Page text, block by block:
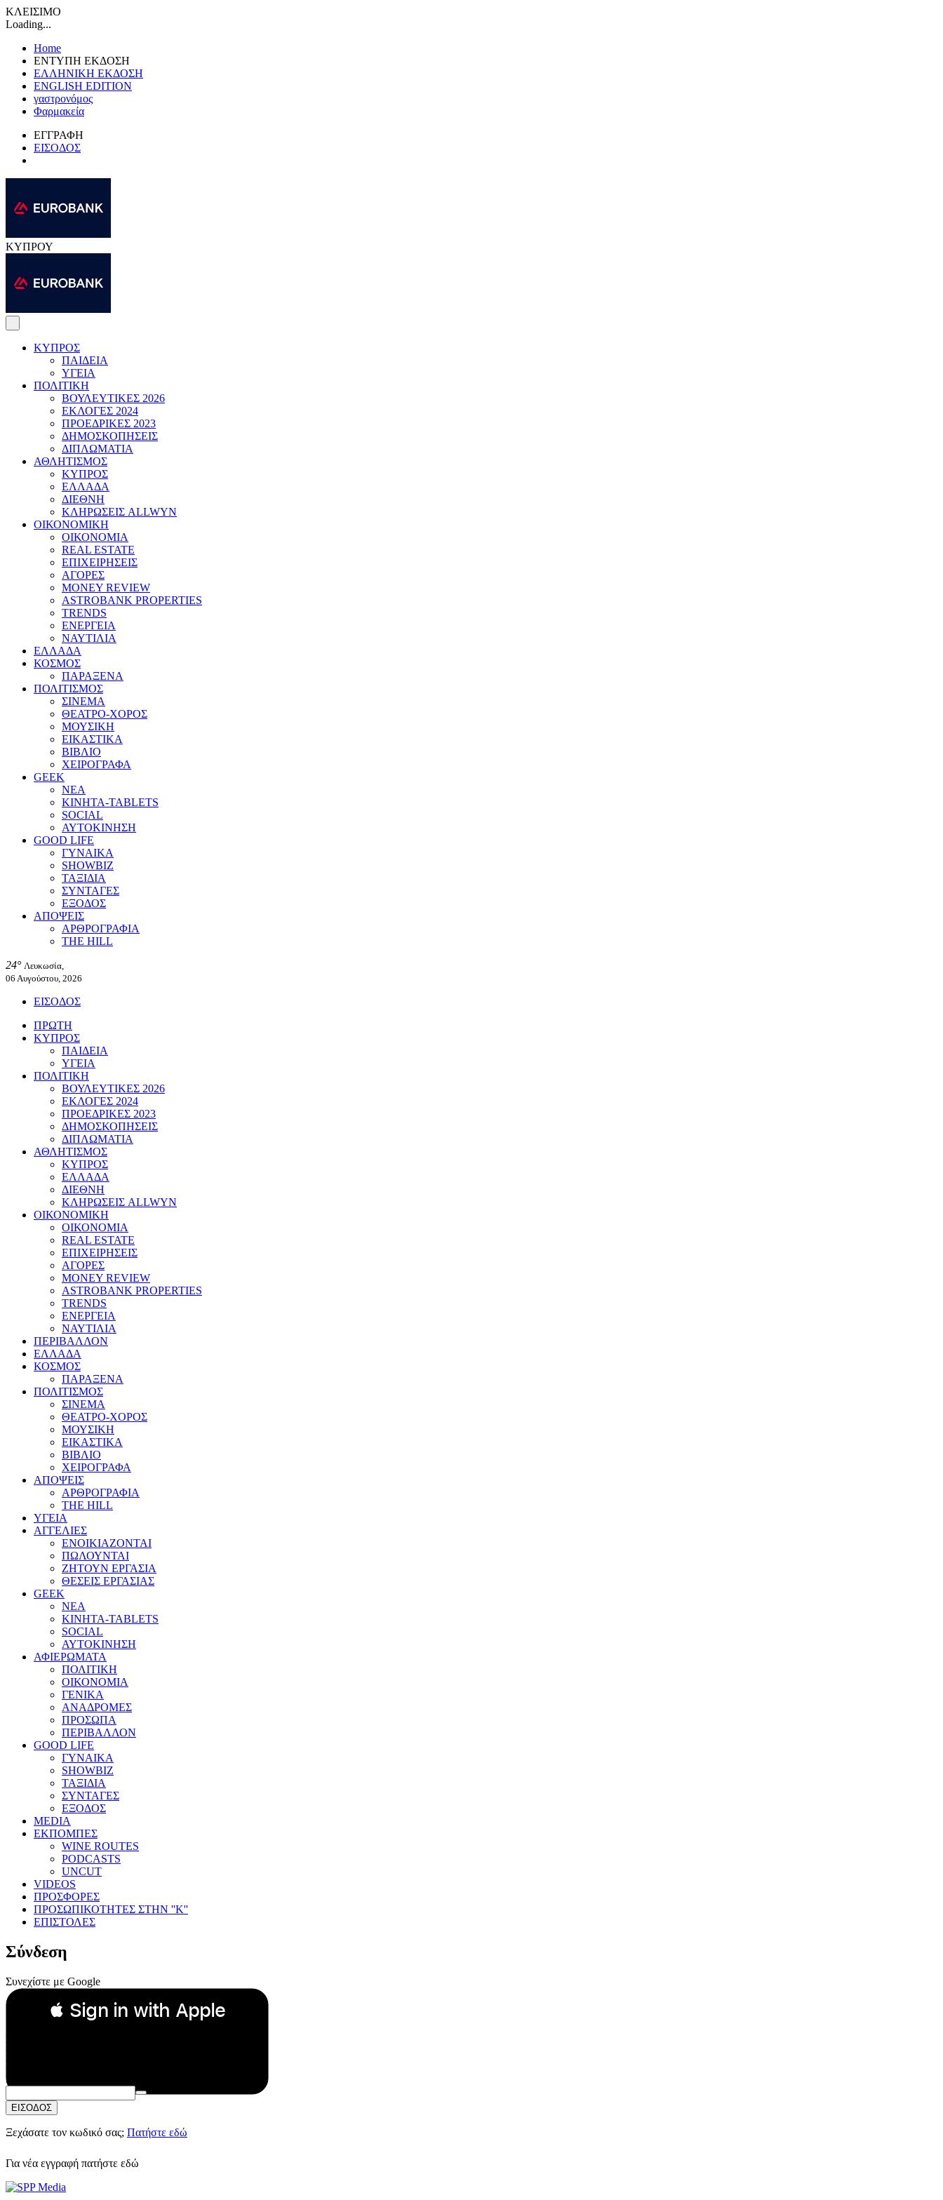
ΚΛΕΙΣΙΜΟ
Loading...
Home
ΕΝΤΥΠΗ ΕΚΔΟΣΗ
ΕΛΛΗΝΙΚΗ ΕΚΔΟΣΗ
ENGLISH EDITION
γαστρονόμος
Φαρμακεία
ΕΓΓΡΑΦΗ
ΕΙΣΟΔΟΣ
ΚΥΠΡΟΥ
ΚΥΠΡΟΣ
ΠΑΙΔΕΙΑ
ΥΓΕΙΑ
ΠΟΛΙΤΙΚΗ
ΒΟΥΛΕΥΤΙΚΕΣ 2026
ΕΚΛΟΓΕΣ 2024
ΠΡΟΕΔΡΙΚΕΣ 2023
ΔΗΜΟΣΚΟΠΗΣΕΙΣ
ΔΙΠΛΩΜΑΤΙΑ
ΑΘΛΗΤΙΣΜΟΣ
ΚΥΠΡΟΣ
ΕΛΛΑΔΑ
ΔΙΕΘΝΗ
ΚΛΗΡΩΣΕΙΣ ALLWYN
ΟΙΚΟΝΟΜΙΚΗ
ΟΙΚΟΝΟΜΙΑ
REAL ESTATE
ΕΠΙΧΕΙΡΗΣΕΙΣ
ΑΓΟΡΕΣ
MONEY REVIEW
ASTROBANK PROPERTIES
TRENDS
ΕΝΕΡΓΕΙΑ
ΝΑΥΤΙΛΙΑ
ΕΛΛΑΔΑ
ΚΟΣΜΟΣ
ΠΑΡΑΞΕΝΑ
ΠΟΛΙΤΙΣΜΟΣ
ΣΙΝΕΜΑ
ΘΕΑΤΡΟ-ΧΟΡΟΣ
ΜΟΥΣΙΚΗ
ΕΙΚΑΣΤΙΚΑ
ΒΙΒΛΙΟ
ΧΕΙΡΟΓΡΑΦΑ
GEEK
ΝΕΑ
ΚΙΝΗΤΑ-TABLETS
SOCIAL
ΑΥΤΟΚΙΝΗΣΗ
GOOD LIFE
ΓΥΝΑΙΚΑ
SHOWBIZ
ΤΑΞΙΔΙΑ
ΣΥΝΤΑΓΕΣ
ΕΞΟΔΟΣ
ΑΠΟΨΕΙΣ
ΑΡΘΡΟΓΡΑΦΙΑ
THE HILL
24° Λευκωσία,
06 Αυγούστου, 2026
ΕΙΣΟΔΟΣ
ΠΡΩΤΗ
ΚΥΠΡΟΣ
ΠΑΙΔΕΙΑ
ΥΓΕΙΑ
ΠΟΛΙΤΙΚΗ
ΒΟΥΛΕΥΤΙΚΕΣ 2026
ΕΚΛΟΓΕΣ 2024
ΠΡΟΕΔΡΙΚΕΣ 2023
ΔΗΜΟΣΚΟΠΗΣΕΙΣ
ΔΙΠΛΩΜΑΤΙΑ
ΑΘΛΗΤΙΣΜΟΣ
ΚΥΠΡΟΣ
ΕΛΛΑΔΑ
ΔΙΕΘΝΗ
ΚΛΗΡΩΣΕΙΣ ALLWYN
ΟΙΚΟΝΟΜΙΚΗ
ΟΙΚΟΝΟΜΙΑ
REAL ESTATE
ΕΠΙΧΕΙΡΗΣΕΙΣ
ΑΓΟΡΕΣ
MONEY REVIEW
ASTROBANK PROPERTIES
TRENDS
ΕΝΕΡΓΕΙΑ
ΝΑΥΤΙΛΙΑ
ΠΕΡΙΒΑΛΛΟΝ
ΕΛΛΑΔΑ
ΚΟΣΜΟΣ
ΠΑΡΑΞΕΝΑ
ΠΟΛΙΤΙΣΜΟΣ
ΣΙΝΕΜΑ
ΘΕΑΤΡΟ-ΧΟΡΟΣ
ΜΟΥΣΙΚΗ
ΕΙΚΑΣΤΙΚΑ
ΒΙΒΛΙΟ
ΧΕΙΡΟΓΡΑΦΑ
ΑΠΟΨΕΙΣ
ΑΡΘΡΟΓΡΑΦΙΑ
THE HILL
ΥΓΕΙΑ
ΑΓΓΕΛΙΕΣ
ΕΝΟΙΚΙΑΖΟΝΤΑΙ
ΠΩΛΟΥΝΤΑΙ
ΖΗΤΟΥΝ ΕΡΓΑΣΙΑ
ΘΕΣΕΙΣ ΕΡΓΑΣΙΑΣ
GEEK
ΝΕΑ
ΚΙΝΗΤΑ-TABLETS
SOCIAL
ΑΥΤΟΚΙΝΗΣΗ
ΑΦΙΕΡΩΜΑΤΑ
ΠΟΛΙΤΙΚΗ
ΟΙΚΟΝΟΜΙΑ
ΓΕΝΙΚΑ
ΑΝΑΔΡΟΜΕΣ
ΠΡΟΣΩΠΑ
ΠΕΡΙΒΑΛΛΟΝ
GOOD LIFE
ΓΥΝΑΙΚΑ
SHOWBIZ
ΤΑΞΙΔΙΑ
ΣΥΝΤΑΓΕΣ
ΕΞΟΔΟΣ
MEDIA
ΕΚΠΟΜΠΕΣ
WINE ROUTES
PODCASTS
UNCUT
VIDEOS
ΠΡΟΣΦΟΡΕΣ
ΠΡΟΣΩΠΙΚΟΤΗΤΕΣ ΣΤΗΝ ''Κ''
ΕΠΙΣΤΟΛΕΣ
Σύνδεση
Συνεχίστε με Google
 Sign in with Apple
Συνεχίστε με Apple
ή
Email:
Κωδικός Πρόσβασης:
ΕΙΣΟΔΟΣ
Ξεχάσατε τον κωδικό σας; Πατήστε εδώ
Για νέα εγγραφή πατήστε εδώ